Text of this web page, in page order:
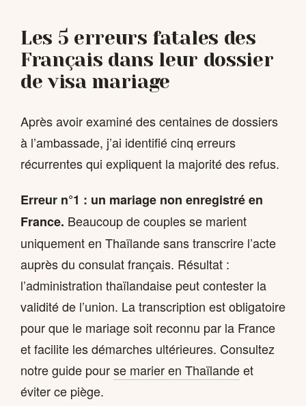
Les 5 erreurs fatales des
Français dans leur dossier
de visa mariage
Après avoir examiné des centaines de dossiers
à l’ambassade, j’ai identifié cinq erreurs
récurrentes qui expliquent la majorité des refus.
Erreur n°1 : un mariage non enregistré en
France. Beaucoup de couples se marient
uniquement en Thaïlande sans transcrire l’acte
auprès du consulat français. Résultat :
l’administration thaïlandaise peut contester la
validité de l’union. La transcription est obligatoire
pour que le mariage soit reconnu par la France
et facilite les démarches ultérieures. Consultez
notre guide pourse marier en Thaïlandeet
éviter ce piège.